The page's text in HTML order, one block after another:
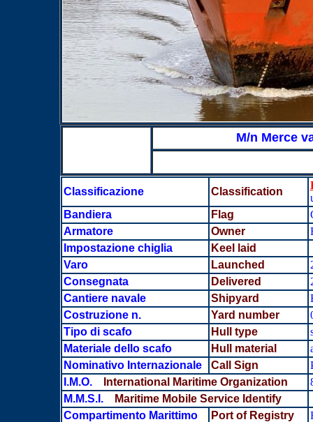
M/n Merce
Classificazione Classification
Bandiera
Flag
Armatore
Owner
Impostazione chiglia
Keel laid
Varo
Launched
Consegnata
Delivered
Cantiere navale
Shipyard
Costruzione n.
Yard number
Tipo di scafo
Hull type
Materiale dello scafo
Hull material
Nominativo Internazionale
Call Sign
I.M.O.
International Maritime Organization
M.M.S.I.
Maritime Mobile Service Identify
Compartimento Marittimo
Port of Registry